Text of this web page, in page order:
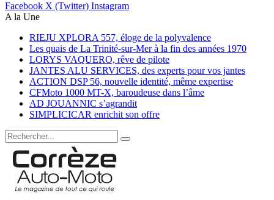
Facebook X (Twitter) Instagram
A la Une
RIEJU XPLORA 557, éloge de la polyvalence
Les quais de La Trinité-sur-Mer à la fin des années 1970
LORYS VAQUERO, rêve de pilote
JANTES ALU SERVICES, des experts pour vos jantes
ACTION DSP 56, nouvelle identité, même expertise
CFMoto 1000 MT-X, baroudeuse dans l’âme
AD JOUANNIC s’agrandit
SIMPLICICAR enrichit son offre